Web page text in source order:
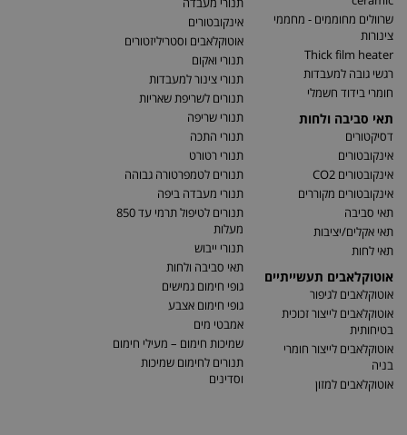
שרוולים מחוממים - מחממי
צינורות
Thick film heater
רגשי גובה למעבדות
חומרי בידוד חשמלי
תאי סביבה ולחות
דסיקטורים
אינקובטורים
אינקובטורים CO2
אינקובטורים מקוררים
תאי סביבה
תאי אקלים/יציבות
תאי לחות
אוטוקלאבים תעשייתיים
אוטוקלאבים לגיפור
אוטוקלאבים לייצור זכוכית
בטיחותית
אוטוקלאבים לייצור חומרי
בניה
אוטוקלאבים למזון
אינקובטורים
אוטוקלאבים וסטריליזטורים
תנורי ואקום
תנורי צינור למעבדות
תנורים לשריפת שאריות
תנורי שריפה
תנורי התכה
תנורי רטורט
תנורים לטמפרטורה גבוהה
תנורי מעבדה ביפה
תנורים לטיפול תרמי עד 850
מעלות
תנורי ייבוש
תאי סביבה ולחות
גופי חימום גמישים
גופי חימום אצבע
אמבטי מים
שמיכות חימום – מעילי חימום
תנורים לחימום שמיכות
וסדינים